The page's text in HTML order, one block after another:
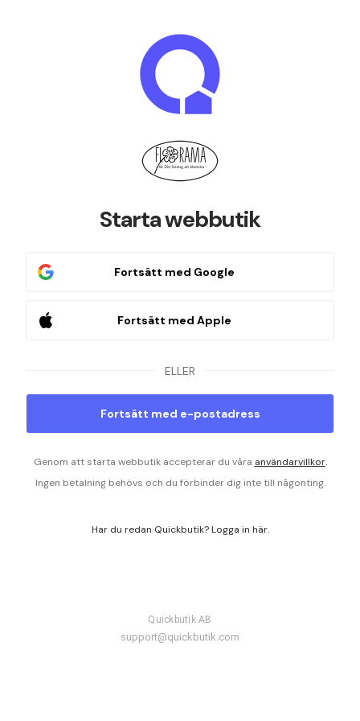
Starta webbutik
Fortsätt med Google
Fortsätt med Apple
ELLER
Fortsätt med e-postadress
Genom att starta webbutik accepterar du våra användarvillkor.
Ingen betalning behövs och du förbinder dig inte till någonting.
Har du redan Quickbutik? Logga in här.
Quickbutik AB
support@quickbutik.com